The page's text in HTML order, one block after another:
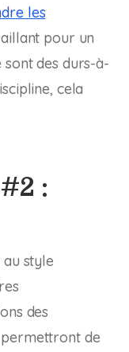
les
pour un
des durs-à-
cela
:
au style
des
de